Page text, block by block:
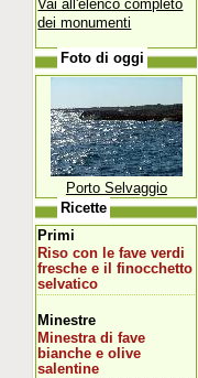
Vai all'elenco completo
dei monumenti
Foto di oggi
Porto Selvaggio
Ricette
Primi
Riso con le fave verdi
fresche e il finocchetto
selvatico
Minestre
Minestra di fave
bianche e olive
salentine